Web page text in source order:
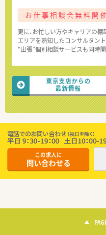
お仕事相談会無料開催
更に、お忙しい方やキャリアの
エリアを熟知したコンサルタント
“出張”個別相談サービスも同時開
東京支店からの
最新情報
この求人に
問い合わせる